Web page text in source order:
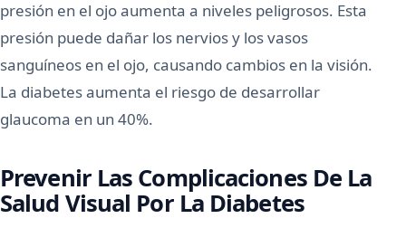
presión en el ojo aumenta a niveles peligrosos. Esta
presión puede dañar los nervios y los vasos
sanguíneos en el ojo, causando cambios en la visión.
La diabetes aumenta el riesgo de desarrollar
glaucoma en un 40%.
Prevenir Las Complicaciones De La
Salud Visual Por La Diabetes